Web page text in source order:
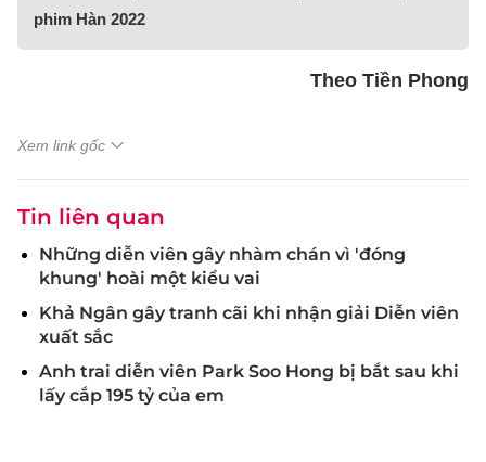
phim Hàn 2022
Theo Tiền Phong
Xem link gốc
Tin liên quan
Những diễn viên gây nhàm chán vì 'đóng
khung' hoài một kiểu vai
Khả Ngân gây tranh cãi khi nhận giải Diễn viên
xuất sắc
Anh trai diễn viên Park Soo Hong bị bắt sau khi
lấy cắp 195 tỷ của em